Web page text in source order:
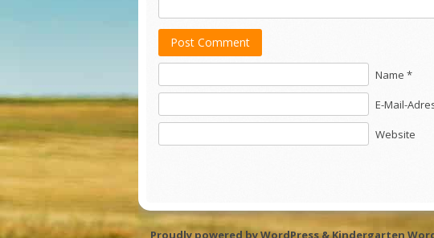
Post Comment
Name *
E-Mail-
Website
Proudly powered by WordPress&Kindergarten